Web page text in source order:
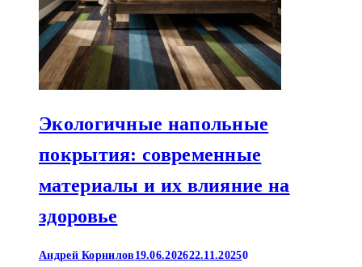
Экологичные напольные
покрытия: современные
материалы и их влияние на
здоровье
Андрей Корнилов 19.06.202622.11.20250